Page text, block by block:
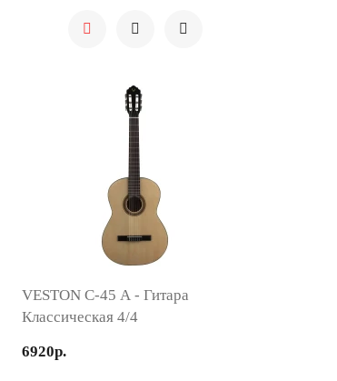
VESTON C-45 A - Гитара
Классическая 4/4
6920р.